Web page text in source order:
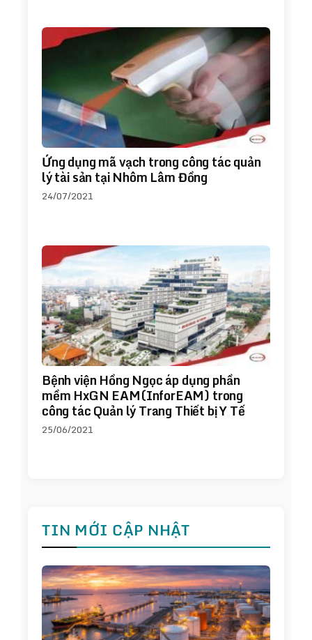
Ứng dụng mã vạch trong công tác quản
lý tài sản tại Nhôm Lâm Đồng
24/07/2021
Bệnh viện Hồng Ngọc áp dụng phần
mềm HxGN EAM(InforEAM) trong
công tác Quản lý Trang Thiết bị Y Tế
25/06/2021
TIN MỚI CẬP NHẬT